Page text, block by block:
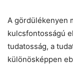
A gördülékenyen
kulcsfontosságú
tudatosság, a
különösképpen